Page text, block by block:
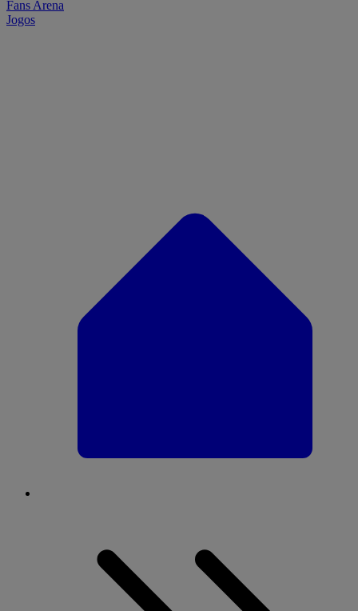
Fans Arena
Jogos